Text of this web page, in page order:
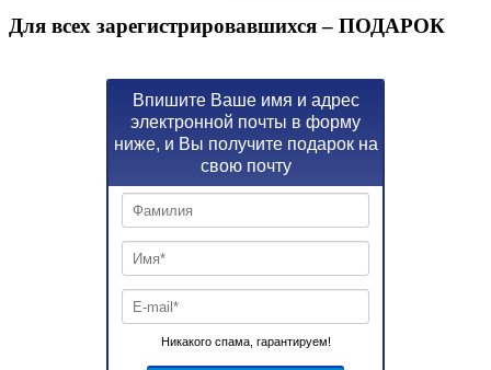
Для всех зарегистрировавшихся – ПОДАРОК
Впишите Ваше имя и адрес
электронной почты в форму
ниже, и Вы получите подарок на
свою почту
Никакого спама, гарантируем!